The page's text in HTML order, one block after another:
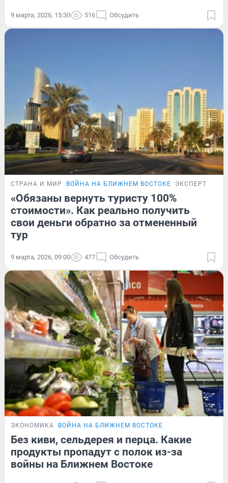
9 марта, 2026, 15:30 516 Обсудить
СТРАНА И МИР ВОЙНА НА БЛИЖНЕМ ВОСТОКЕ ЭКСПЕРТ
«Обязаны вернуть туристу 100%
стоимости». Как реально получить
свои деньги обратно за отмененный
тур
9 марта, 2026, 09:00 477 Обсудить
ЭКОНОМИКА ВОЙНА НА БЛИЖНЕМ ВОСТОКЕ
Без киви, сельдерея и перца. Какие
продукты пропадут с полок из-за
войны на Ближнем Востоке